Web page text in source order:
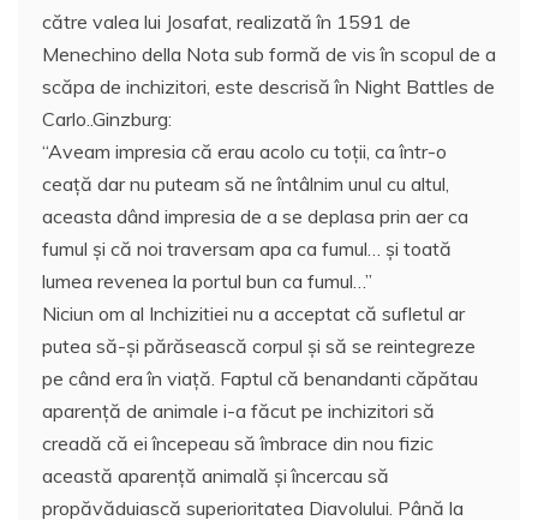
către valea lui Josafat, realizată în 1591 de
Menechino della Nota sub formă de vis în scopul de a
scăpa de inchizitori, este descrisă în Night Battles de
Carlo..Ginzburg:
“Aveam impresia că erau acolo cu toţii, ca într-o
ceaţă dar nu puteam să ne întâlnim unul cu altul,
aceasta dând impresia de a se deplasa prin aer ca
fumul şi că noi traversam apa ca fumul… şi toată
lumea revenea la portul bun ca fumul…”
Niciun om al Inchizitiei nu a acceptat că sufletul ar
putea să-şi părăsească corpul şi să se reintegreze
pe când era în viaţă. Faptul că benandanti căpătau
aparenţă de animale i-a făcut pe inchizitori să
creadă că ei începeau să îmbrace din nou fizic
această aparenţă animală şi încercau să
propăvăduiască superioritatea Diavolului. Până la